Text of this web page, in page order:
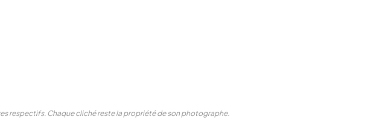
respectifs. Chaque cliché reste la propriété de son photographe.